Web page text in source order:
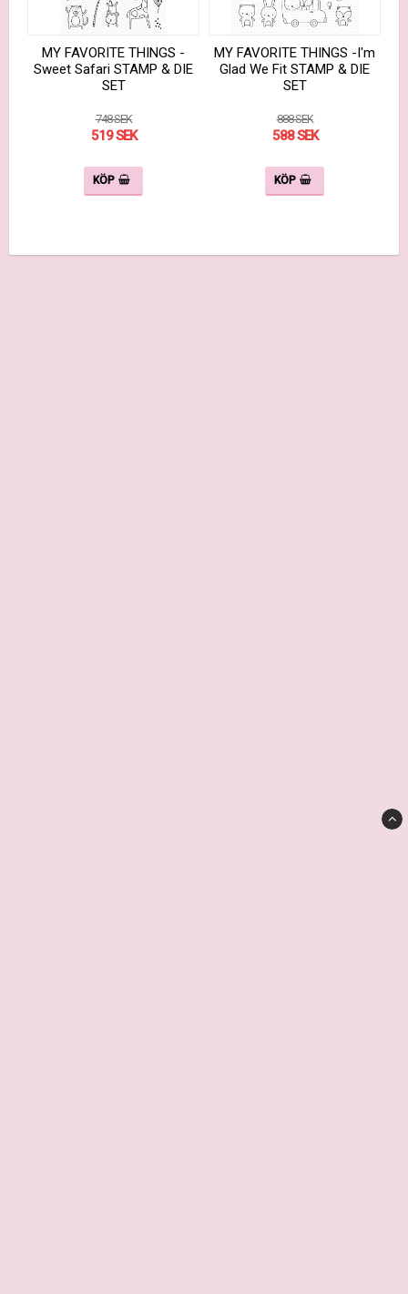
MY FAVORITE THINGS -
Sweet Safari STAMP & DIE
SET
748 SEK
519 SEK
KÖP
MY FAVORITE THINGS -I'm
Glad We Fit STAMP & DIE
SET
888 SEK
588 SEK
KÖP